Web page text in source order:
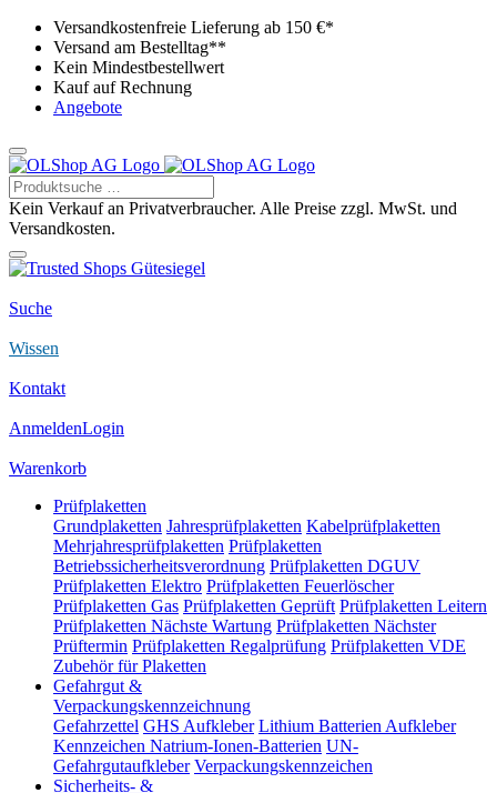
Versandkostenfreie Lieferung ab 150 €*
Versand am Bestelltag**
Kein Mindestbestellwert
Kauf auf Rechnung
Angebote
Kein Verkauf an Privatverbraucher. Alle Preise zzgl. MwSt. und
Versandkosten.
Suche
Wissen
Kontakt
AnmeldenLogin
Warenkorb
Prüfplaketten
Grundplaketten Jahresprüfplaketten Kabelprüfplaketten
Mehrjahresprüfplaketten Prüfplaketten
Betriebssicherheitsverordnung Prüfplaketten DGUV
Prüfplaketten Elektro Prüfplaketten Feuerlöscher
Prüfplaketten Gas Prüfplaketten Geprüft Prüfplaketten Leitern
Prüfplaketten Nächste Wartung Prüfplaketten Nächster
Prüftermin Prüfplaketten Regalprüfung Prüfplaketten VDE
Zubehör für Plaketten
Gefahrgut &
Verpackungskennzeichnung
Gefahrzettel GHS Aufkleber Lithium Batterien Aufkleber
Kennzeichen Natrium-Ionen-Batterien UN-
Gefahrgutaufkleber Verpackungskennzeichen
Sicherheits- &